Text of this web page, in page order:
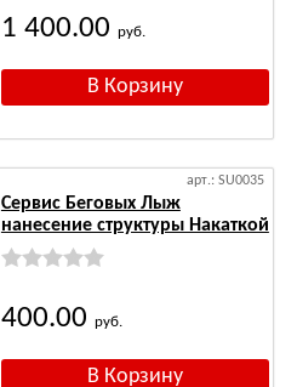
1 400.00 руб.
арт.: SU0035
Сервис Беговых Лыж
нанесение структуры Накаткой
400.00 руб.